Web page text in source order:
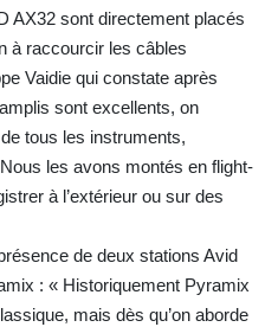
AX32 sont directement placés
à raccourcir les câbles
Vaidie qui constate après
sont excellents, on
tous les instruments,
les avons montés en flight-
à l’extérieur ou sur des
de deux stations Avid
: « Historiquement Pyramix
mais dès qu’on aborde